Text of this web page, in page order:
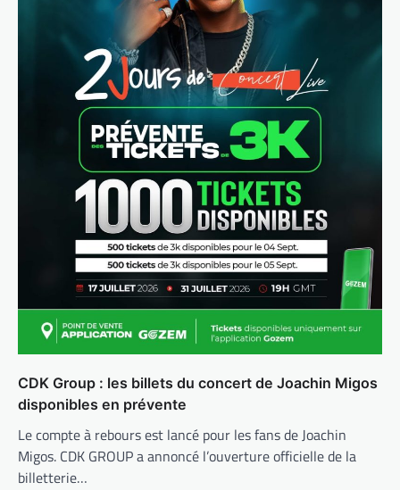
CDK Group : les billets du concert de Joachin Migos
disponibles en prévente
Le compte à rebours est lancé pour les fans de Joachin
Migos. CDK GROUP a annoncé l’ouverture officielle de la
billetterie…